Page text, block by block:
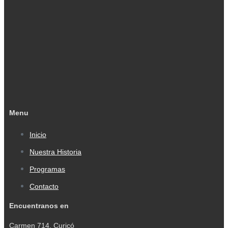
Menu
Inicio
Nuestra Historia
Programas
Contacto
Encuentranos en
Carmen 714, Curicó